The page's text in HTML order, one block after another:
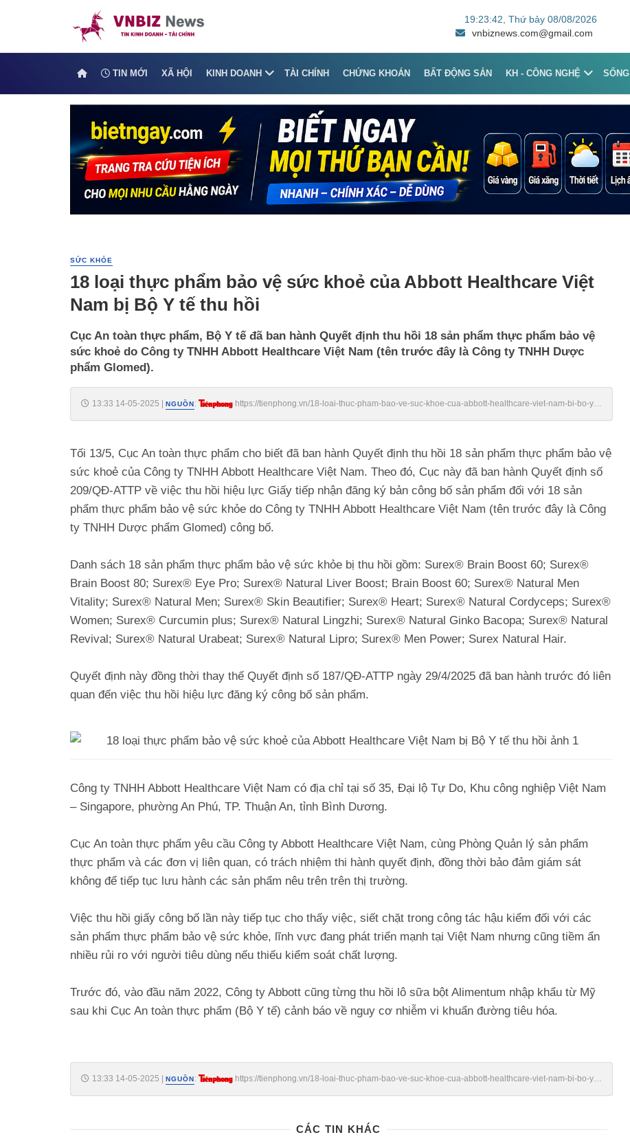
19:23:42 , Thứ bảy 08/08/2026
vnbiznews.com@gmail.com
TIN MỚI XÃ HỘI KINH DOANH TÀI CHÍNH CHỨNG KHOÁN BẤT ĐỘNG SẢN KH - CÔNG NGHỆ SỐNG
SỨC KHỎE
18 loại thực phẩm bảo vệ sức khoẻ của Abbott Healthcare Việt
Nam bị Bộ Y tế thu hồi
Cục An toàn thực phẩm, Bộ Y tế đã ban hành Quyết định thu hồi 18 sản phẩm thực phẩm bảo vệ
sức khoẻ do Công ty TNHH Abbott Healthcare Việt Nam (tên trước đây là Công ty TNHH Dược
phẩm Glomed).
13:33 14-05-2025 | NGUỒN:
https://tienphong.vn/18-loai-thuc-pham-bao-ve-suc-khoe-cua-abbott-healthcare-viet-nam-bi-bo-y-
Tối 13/5, Cục An toàn thực phẩm cho biết đã ban hành Quyết định thu hồi 18 sản phẩm thực phẩm bảo vệ
sức khoẻ của Công ty TNHH Abbott Healthcare Việt Nam. Theo đó, Cục này đã ban hành Quyết định số
209/QĐ-ATTP về việc thu hồi hiệu lực Giấy tiếp nhận đăng ký bản công bố sản phẩm đối với 18 sản
phẩm thực phẩm bảo vệ sức khỏe do Công ty TNHH Abbott Healthcare Việt Nam (tên trước đây là Công
ty TNHH Dược phẩm Glomed) công bố.
Danh sách 18 sản phẩm thực phẩm bảo vệ sức khỏe bị thu hồi gồm: Surex® Brain Boost 60; Surex®
Brain Boost 80; Surex® Eye Pro; Surex® Natural Liver Boost; Brain Boost 60; Surex® Natural Men
Vitality; Surex® Natural Men; Surex® Skin Beautifier; Surex® Heart; Surex® Natural Cordyceps; Surex®
Women; Surex® Curcumin plus; Surex® Natural Lingzhi; Surex® Natural Ginko Bacopa; Surex® Natural
Revival; Surex® Natural Urabeat; Surex® Natural Lipro; Surex® Men Power; Surex Natural Hair.
Quyết định này đồng thời thay thế Quyết định số 187/QĐ-ATTP ngày 29/4/2025 đã ban hành trước đó liên
quan đến việc thu hồi hiệu lực đăng ký công bố sản phẩm.
Công ty TNHH Abbott Healthcare Việt Nam có địa chỉ tại số 35, Đại lộ Tự Do, Khu công nghiệp Việt Nam
– Singapore, phường An Phú, TP. Thuận An, tỉnh Bình Dương.
Cục An toàn thực phẩm yêu cầu Công ty Abbott Healthcare Việt Nam, cùng Phòng Quản lý sản phẩm
thực phẩm và các đơn vị liên quan, có trách nhiệm thi hành quyết định, đồng thời bảo đảm giám sát
không để tiếp tục lưu hành các sản phẩm nêu trên trên thị trường.
Việc thu hồi giấy công bố lần này tiếp tục cho thấy việc, siết chặt trong công tác hậu kiểm đối với các
sản phẩm thực phẩm bảo vệ sức khỏe, lĩnh vực đang phát triển mạnh tại Việt Nam nhưng cũng tiềm ẩn
nhiều rủi ro với người tiêu dùng nếu thiếu kiểm soát chất lượng.
Trước đó, vào đầu năm 2022, Công ty Abbott cũng từng thu hồi lô sữa bột Alimentum nhập khẩu từ Mỹ
sau khi Cục An toàn thực phẩm (Bộ Y tế) cảnh báo về nguy cơ nhiễm vi khuẩn đường tiêu hóa.
13:33 14-05-2025 NGUỒN:
https://tienphong.vn/18-loai-thuc-pham-bao-ve-suc-khoe-cua-abbott-healthcare-viet-nam-bi-bo-y-
CÁC TIN KHÁC